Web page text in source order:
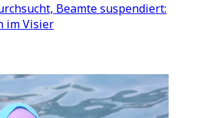
Beamte suspendiert:
im Visier